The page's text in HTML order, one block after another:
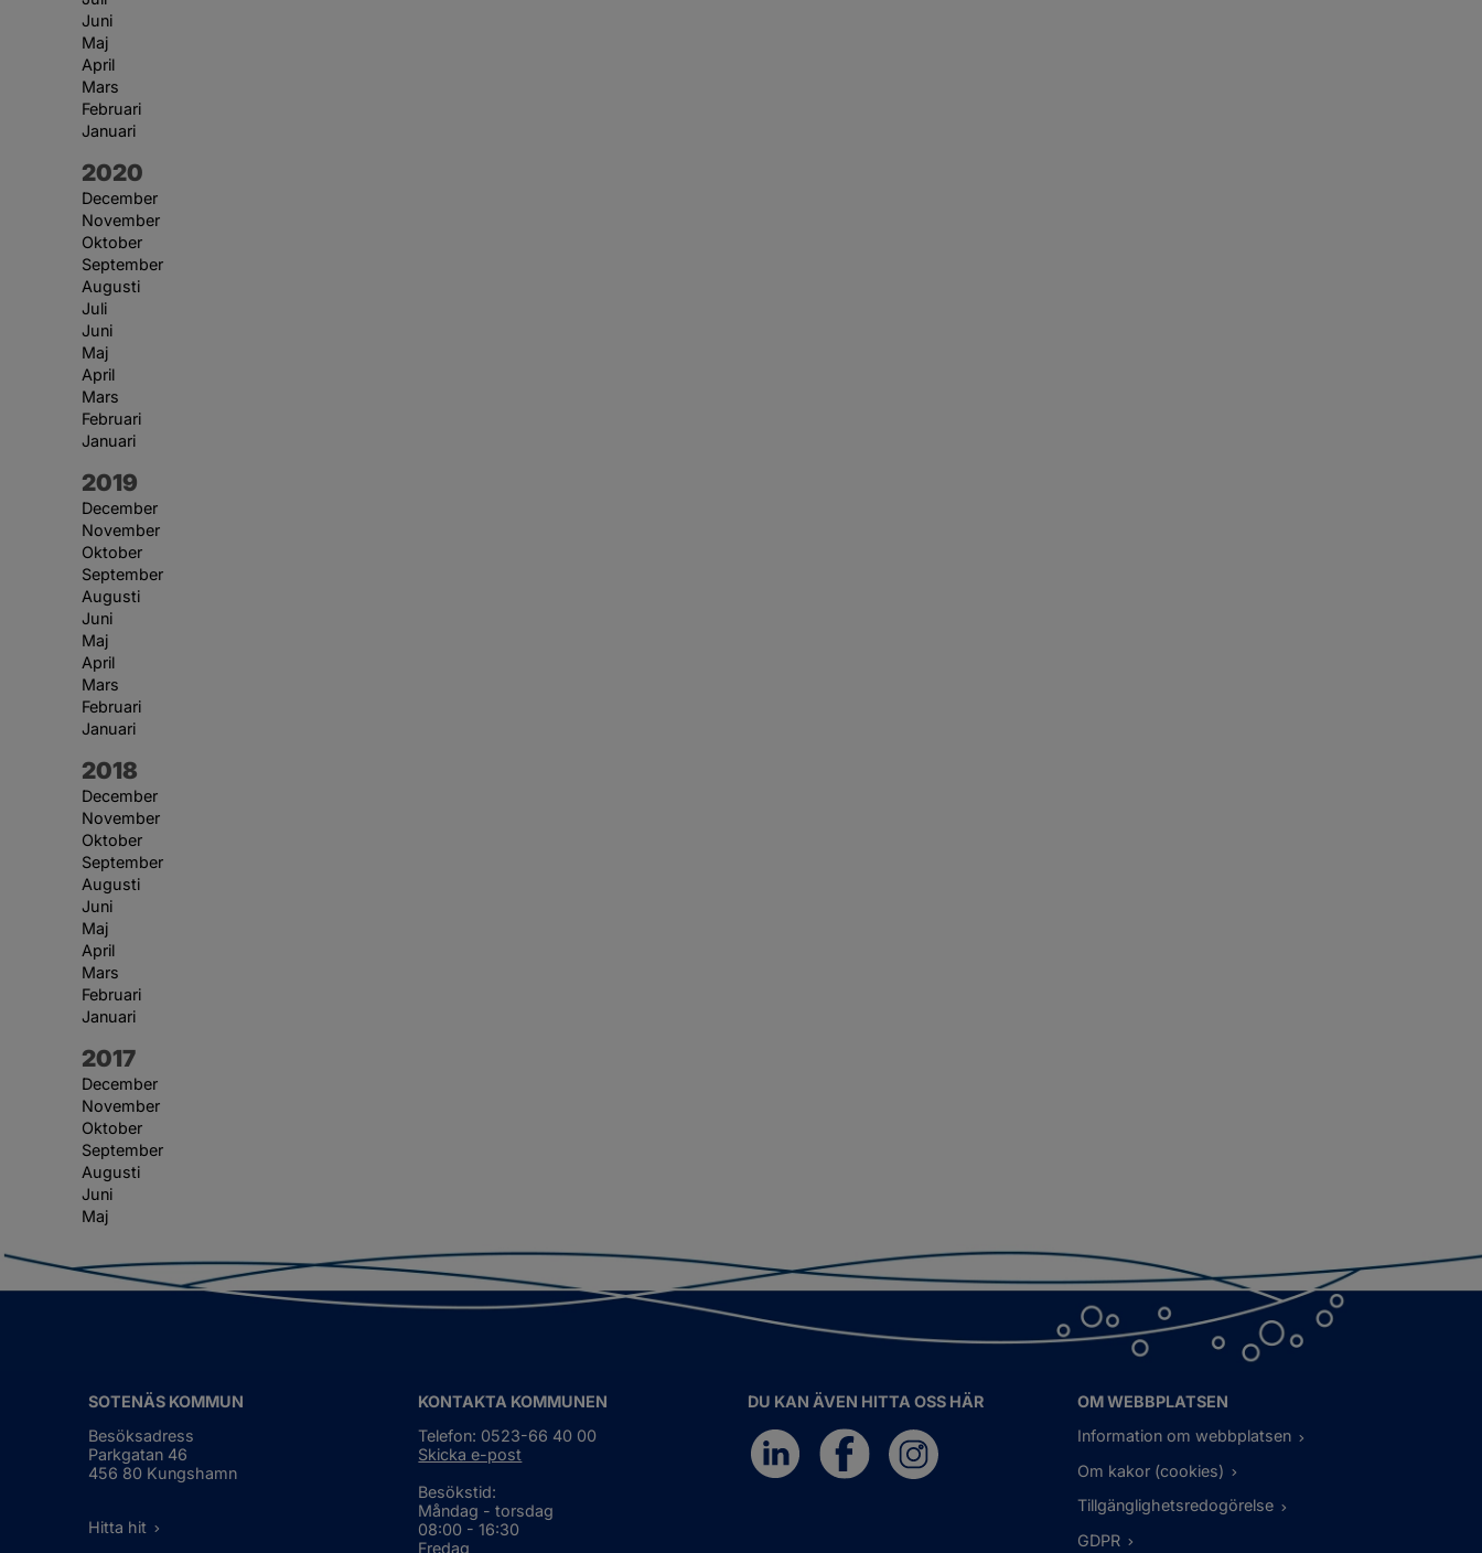
Juni
Maj
April
Mars
Februari
Januari
År:
2020
December
November
Oktober
September
Augusti
Juli
Juni
Maj
April
Mars
Februari
Januari
År:
2019
December
November
Oktober
September
Augusti
Juni
Maj
April
Mars
Februari
Januari
År:
2018
December
November
Oktober
September
Augusti
Juni
Maj
April
Mars
Februari
Januari
År:
2017
December
November
Oktober
September
Augusti
Juni
Maj
SOTENÄS KOMMUN
Besöksadress
Parkgatan 46
456 80 Kungshamn
Hitta hit
KONTAKTA KOMMUNEN
Telefon: 0523-66 40 00
Skicka e-post
Besökstid:
Måndag - torsdag
08:00 - 16:30
Fredag
DU KAN ÄVEN HITTA OSS HÄR
OM WEBBPLATSEN
Information om webbplatsen
Om kakor (cookies)
Tillgänglighetsredogörelse
GDPR